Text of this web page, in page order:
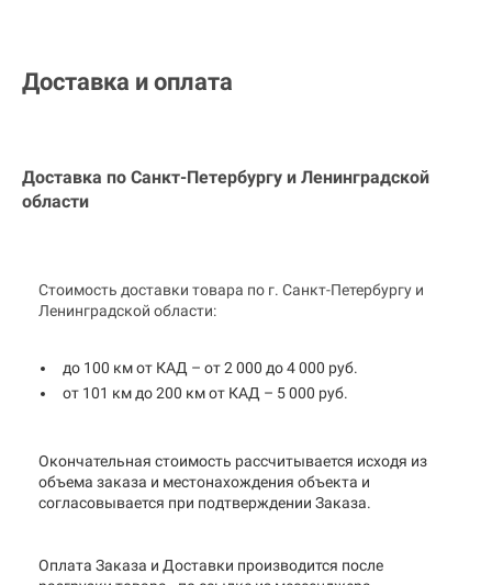
Доставка и оплата
Доставка по Санкт-Петербургу и Ленинградской
области
Стоимость доставки товара по г. Санкт-Петербургу и
Ленинградской области:
до 100 км от КАД – от 2 000 до 4 000 руб.
от 101 км до 200 км от КАД – 5 000 руб.
Окончательная стоимость рассчитывается исходя из
объема заказа и местонахождения объекта и
согласовывается при подтверждении Заказа.
Оплата Заказа и Доставки производится после